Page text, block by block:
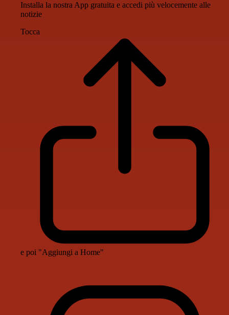
Installa la nostra App gratuita e accedi più velocemente alle
notizie
Tocca
e poi "Aggiungi a Home"